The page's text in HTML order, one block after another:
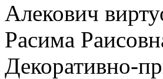
Алекович
Расима
Декоративно-